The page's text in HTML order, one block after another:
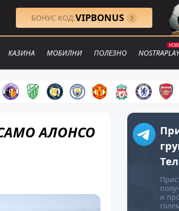
БОНУС КОД:VIPBONUS
КАЗИНА МОБИЛНИ ПОЛЕЗНО NOSTRAPLAY
АЛОНСО
и